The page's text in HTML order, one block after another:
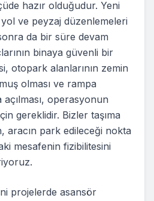
hazır olduğudur. Yeni
ve peyzaj düzenlemeleri
da bir süre devam
binaya güvenli bir
otopark alanlarının zemin
olması ve rampa
açılması, operasyonun
gereklidir. Bizler taşıma
aracın park edileceği nokta
mesafenin fizibilitesini
projelerde asansör